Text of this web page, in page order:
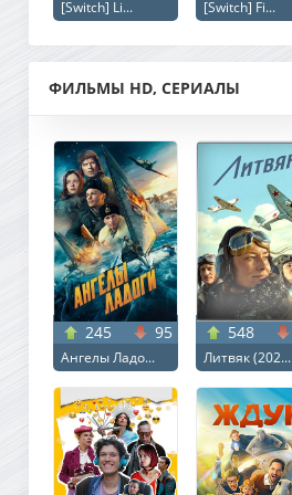
[Switch] Li... [Switch] Fi...
ФИЛЬМЫ HD, СЕРИАЛЫ
245 95
Ангелы Ладо...
548
Литвяк (202...